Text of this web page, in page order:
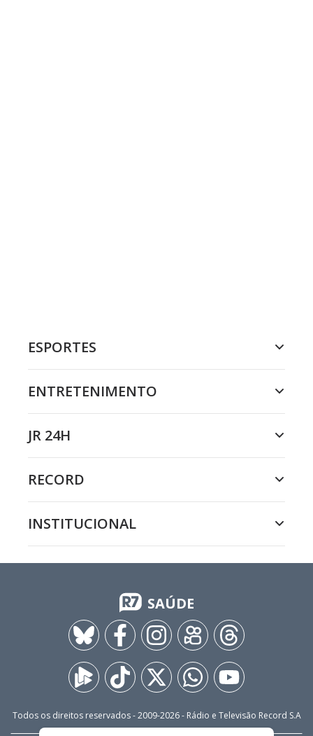
ESPORTES
ENTRETENIMENTO
JR 24H
RECORD
INSTITUCIONAL
SAÚDE
Todos os direitos reservados - 2009-2026- Rádio e Televisão Record S.A